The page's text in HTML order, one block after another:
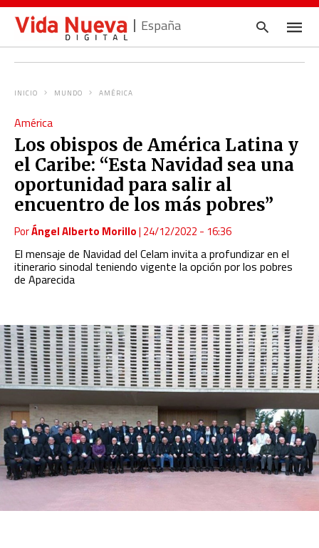
España
y
pulsa
en
INICIO MUNDO AMÉRICA
América
Los obispos de América Latina y
el Caribe: “Esta Navidad sea una
oportunidad para salir al
encuentro de los más pobres”
PorÁngel Alberto Morillo| 24/12/2022 - 16:36
El mensaje de Navidad del Celam invita a profundizar en el
itinerario sinodal teniendo vigente la opción por los pobres
de Aparecida